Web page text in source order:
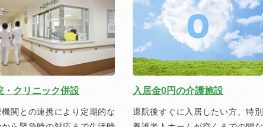
・クリニック併設
機関との連携により定期的な
入居金0円の介護施設
退院後すぐに入居したい方、特別